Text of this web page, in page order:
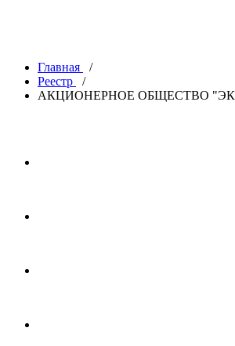
Главная
/
Реестр
/
АКЦИОНЕРНОЕ ОБЩЕСТВО